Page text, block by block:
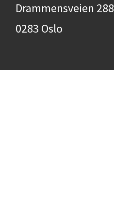
Drammensveien 288
0283 Oslo